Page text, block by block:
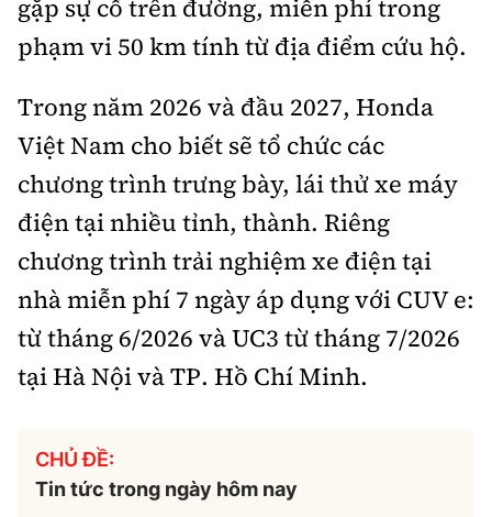
gặp sự cố trên đường, miễn phí trong
phạm vi 50 km tính từ địa điểm cứu hộ.
Trong năm 2026 và đầu 2027, Honda
Việt Nam cho biết sẽ tổ chức các
chương trình trưng bày, lái thử xe máy
điện tại nhiều tỉnh, thành. Riêng
chương trình trải nghiệm xe điện tại
nhà miễn phí 7 ngày áp dụng với CUV e:
từ tháng 6/2026 và UC3 từ tháng 7/2026
tại Hà Nội và TP. Hồ Chí Minh.
CHỦ ĐỀ:
Tin tức trong ngày hôm nay